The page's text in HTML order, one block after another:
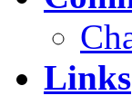
Links